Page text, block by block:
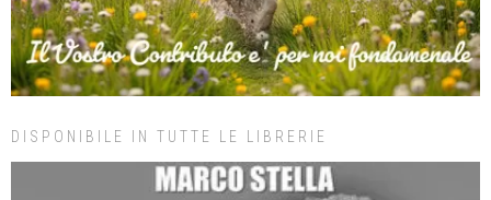
DISPONIBILE IN TUTTE LE LIBRERIE